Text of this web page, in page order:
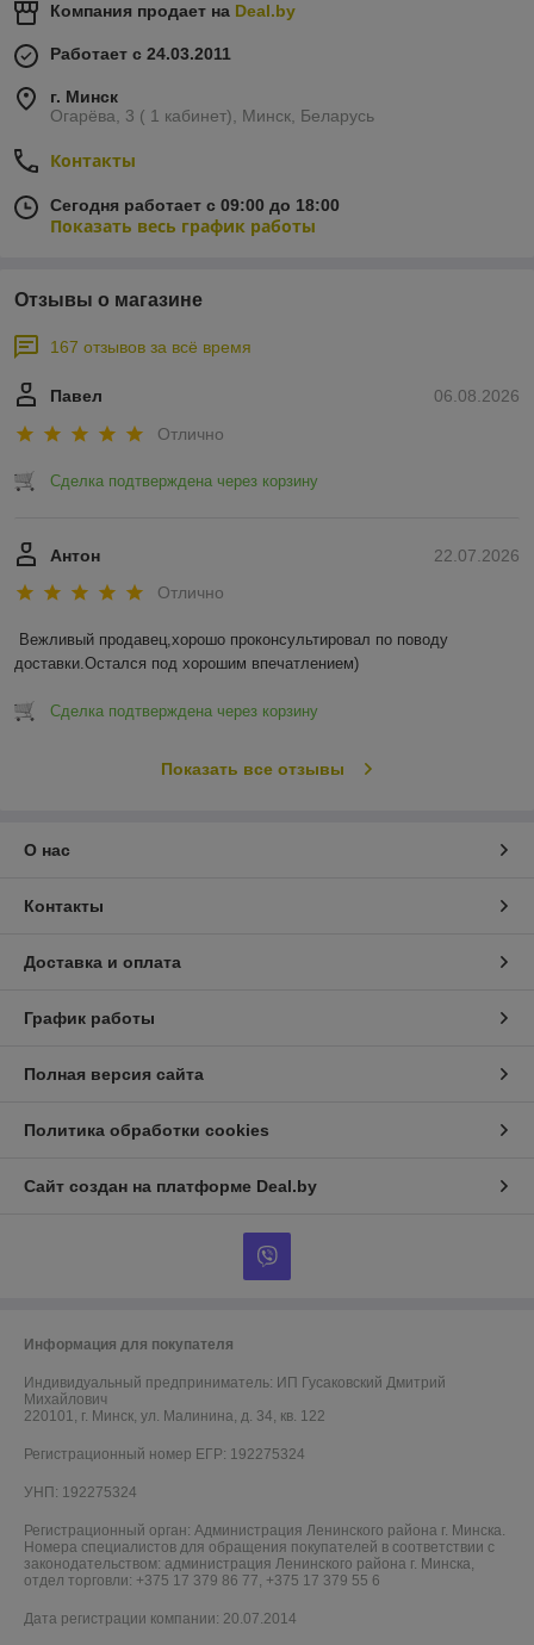
Компания продает на Deal.by
Работает с 24.03.2011
г. Минск
Огарёва, 3 ( 1 кабинет), Минск, Беларусь
Контакты
Сегодня работает с 09:00 до 18:00
Показать весь график работы
Отзывы о магазине
167 отзывов за всё время
06.08.2026
Павел
Отлично
Сделка подтверждена через корзину
22.07.2026
Антон
Отлично
Вежливый продавец,хорошо проконсультировал по поводу
доставки.Остался под хорошим впечатлением)
Сделка подтверждена через корзину
Показать все отзывы
О нас
Контакты
Доставка и оплата
График работы
Полная версия сайта
Политика обработки cookies
Сайт создан на платформе Deal.by
Информация для покупателя
Индивидуальный предприниматель: ИП Гусаковский Дмитрий
Михайлович
220101, г. Минск, ул. Малинина, д. 34, кв. 122
Регистрационный номер ЕГР: 192275324
УНП: 192275324
Регистрационный орган: Администрация Ленинского района г. Минска.
Номера специалистов для обращения покупателей в соответствии с
законодательством: администрация Ленинского района г. Минска,
отдел торговли: +375 17 379 86 77, +375 17 379 55 6
Дата регистрации компании: 20.07.2014